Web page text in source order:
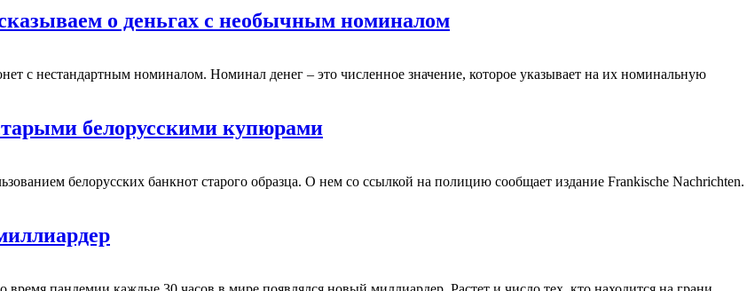
о деньгах с необычным номиналом
с нестандартным номиналом. Номинал денег – это численное значение, которое указывает на их номинальную
белорусскими купюрами
белорусских банкнот старого образца. О нем со ссылкой на полицию сообщает издание Frankische Nachrichten.